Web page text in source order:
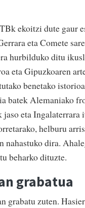
ekoitzi dute gaur
eta Comete
hurbilduko ditu
eta Gipuzkoaren
benetako
batek Alemaniako
eta Ingalaterrara
helburu
nahastuko dira.
beharko dituzte.
grabatua
grabatu zuten.